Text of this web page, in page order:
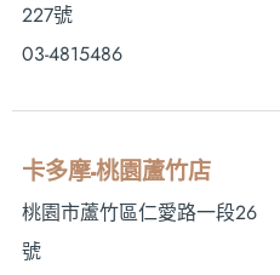
227號
03-4815486
卡多摩-桃園蘆竹店
桃園市蘆竹區仁愛路一段26
號